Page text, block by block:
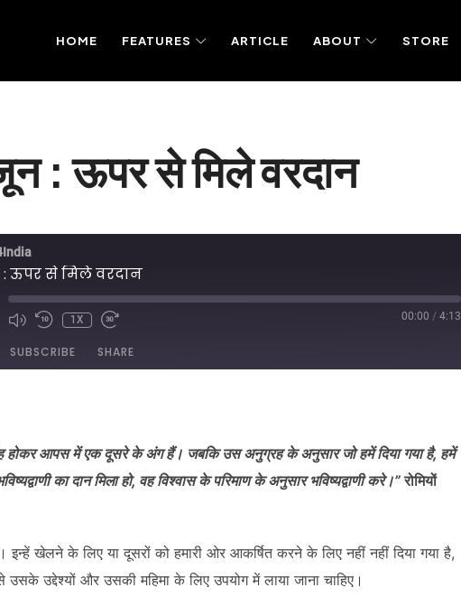
HOME FEATURES ARTICLE ABOUT STORE
: ऊपर से मिले वरदान
ऊपर से मिले वरदान
1X 00:00 / 4:13
SUBSCRIBE SHARE
होकर आपस में एक दूसरे के अंग हैं। जबकि उस अनुग्रह के अनुसार जो हमें दिया गया है, हमें
का दान मिला हो, वह विश्‍वास के परिमाण के अनुसार भविष्यद्वाणी करे।”रोमियों
खेलने के लिए या दूसरों को हमारी ओर आकर्षित करने के लिए नहीं नहीं दिया गया है,
से उसके उद्देश्यों और उसकी महिमा के लिए उपयोग में लाया जाना चाहिए।